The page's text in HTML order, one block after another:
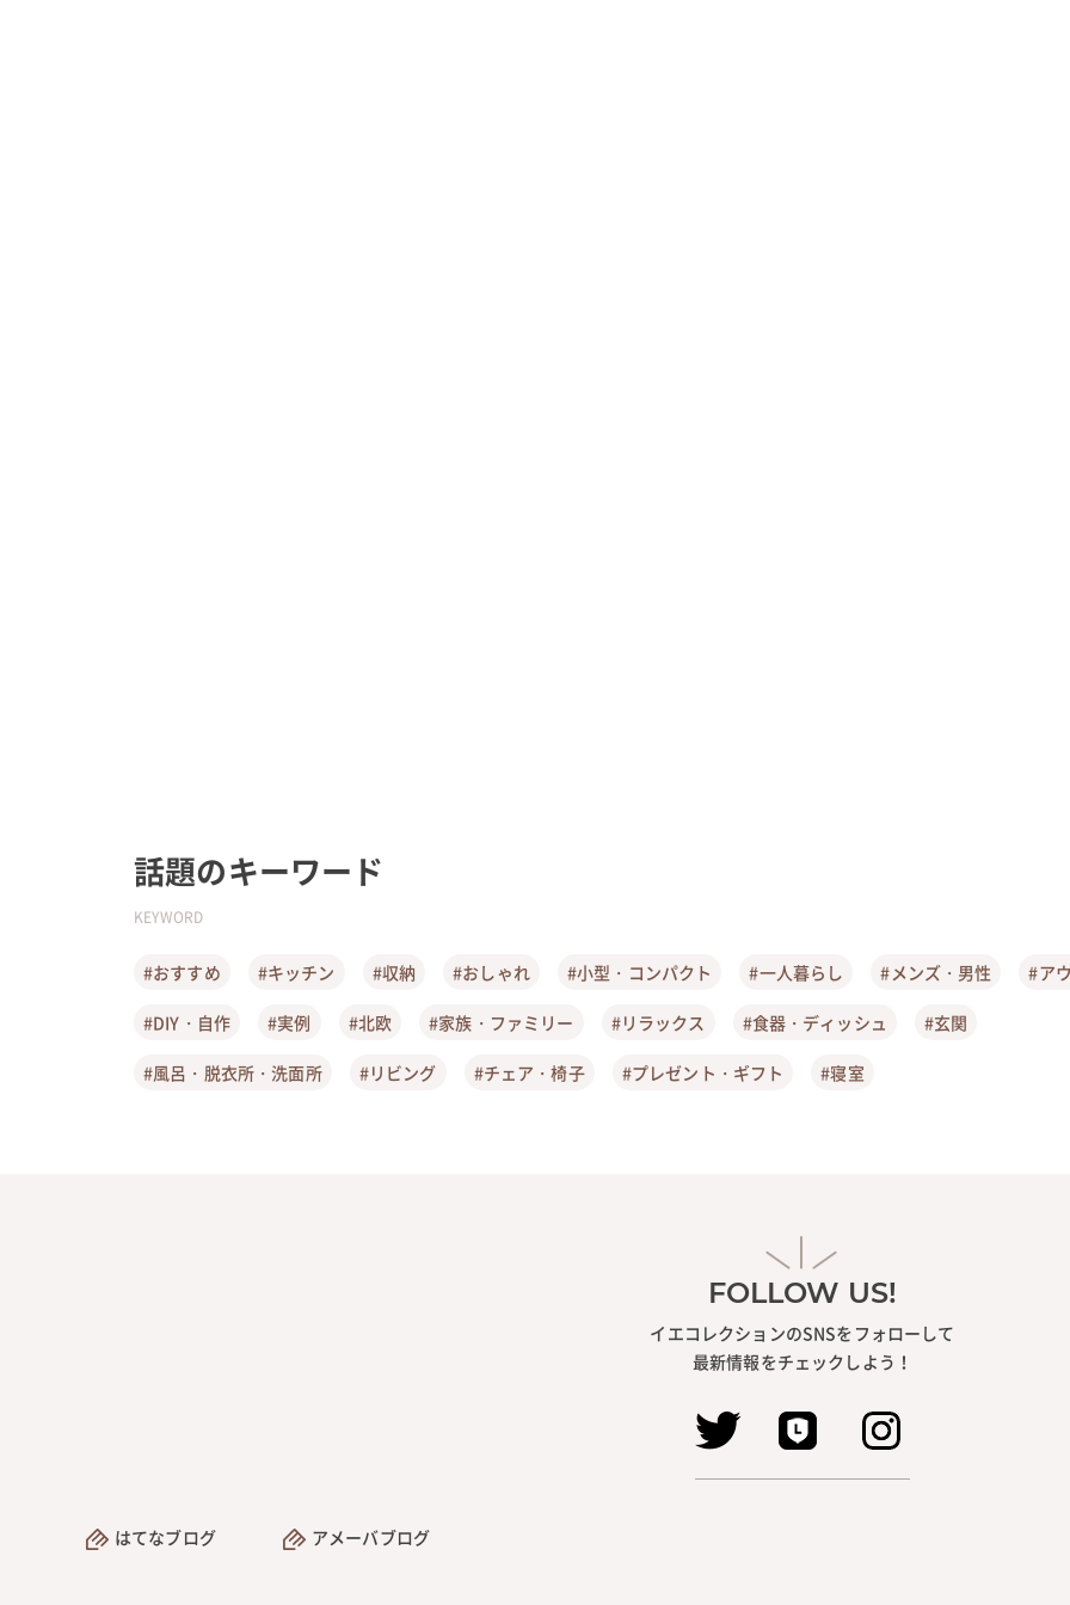
話題のキーワード
KEYWORD
#おすすめ #キッチン #収納 #おしゃれ #小型・コンパクト #一人暮らし #メンズ・男性 #ア
#DIY・自作 #実例 #北欧 #家族・ファミリー #リラックス #食器・ディッシュ #玄関
#風呂・脱衣所・洗面所 #リビング #チェア・椅子 #プレゼント・ギフト #寝室
FOLLOW US!
イエコレクションのSNSをフォローして
最新情報をチェックしよう！
はてなブログ アメーバブログ